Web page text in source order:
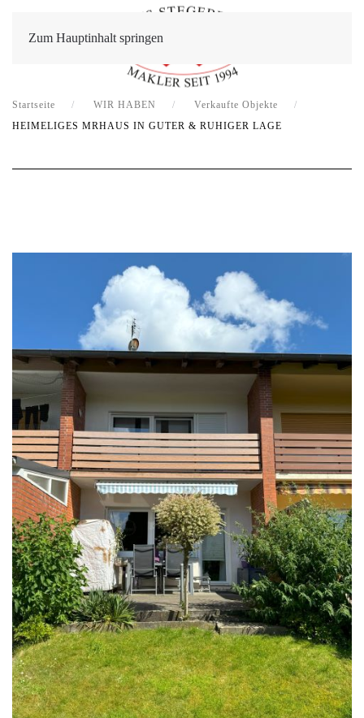
Zum Hauptinhalt springen
Startseite WIR HABEN
Verkaufte Objekte
HEIMELIGES MRHAUS IN GUTER & RUHIGER LAGE